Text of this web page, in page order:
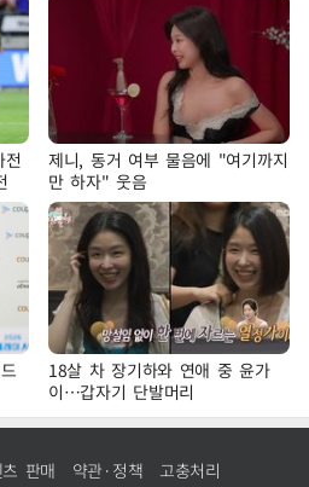
제니, 동거 여부 물음에 "여기까지
만 하자" 웃음
18살 차 장기하와 연애 중 윤가
이…갑자기 단발머리
판매 약관·정책 고충처리